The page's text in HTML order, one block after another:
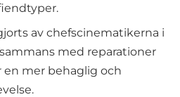
av chefscinematikerna i
med reparationer
en mer behaglig och